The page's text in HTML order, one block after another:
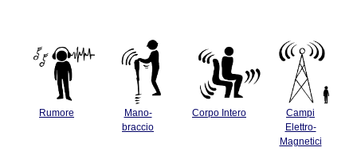
Rumore
Mano-
braccio
Corpo Intero
Campi
Elettro-
Magnetici